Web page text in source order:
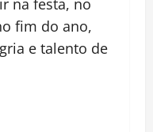
fim do ano,
e talento de